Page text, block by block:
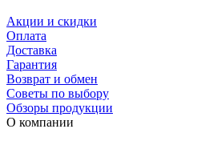
Акции и скидки
Оплата
Доставка
Гарантия
Возврат и обмен
Советы по выбору
Обзоры продукции
О компании